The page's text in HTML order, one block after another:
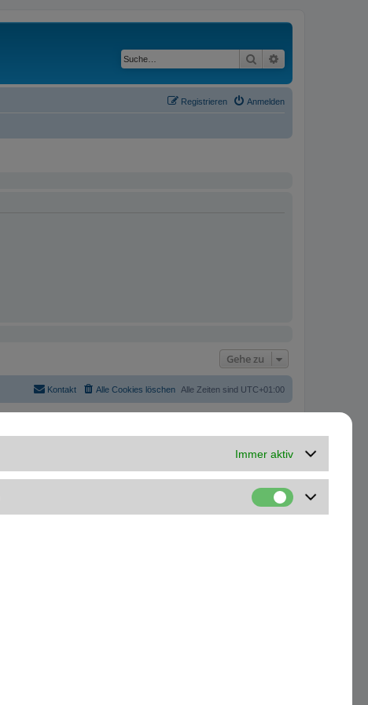
Suche
Anmelden
Registrieren
Gehe zu
Alle Zeiten sind UTC+01:00
Alle Cookies löschen
Kontakt
Immer aktiv